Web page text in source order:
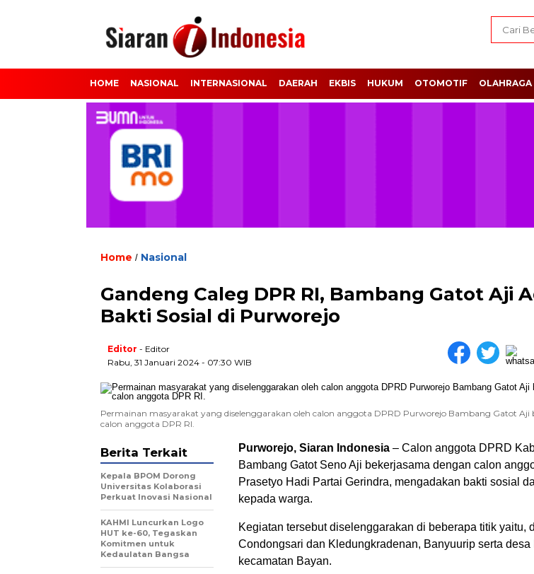
HOME NASIONAL INTERNASIONAL DAERAH EKBIS HUKUM OTOMOTIF OLAHRAGA
Home / Nasional
Gandeng Caleg DPR RI, Bambang Gatot Aji
Bakti Sosial di Purworejo
Editor - Editor
Rabu, 31 Januari 2024 - 07:30 WIB
Permainan masyarakat yang diselenggarakan oleh calon anggota DPRD Purworejo Bambang Gatot Aji
calon anggota DPR RI.
Purworejo, Siaran Indonesia – Calon anggota DPRD
Bambang Gatot Seno Aji bekerjasama dengan calon
Prasetyo Hadi Partai Gerindra, mengadakan bakti sosial
kepada warga.
Kegiatan tersebut diselenggarakan di beberapa titik yaitu,
Condongsari dan Kledungkradenan, Banyuurip serta desa
kecamatan Bayan.
Berita Terkait
Kepala BPOM Dorong
Universitas Kolaborasi
Perkuat Inovasi Nasional
KAHMI Luncurkan Logo
HUT ke-60, Tegaskan
Komitmen untuk
Kedaulatan Bangsa